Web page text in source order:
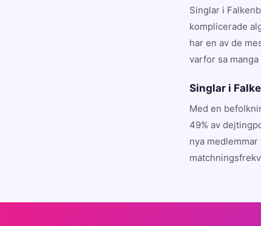
Singlar i
komplicerade
har en av de
varfor sa
Singlar i
Med en
49% av
nya